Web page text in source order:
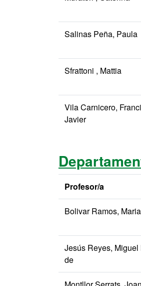
Salinas Peña, Paula
Sfrattoni , Mattia
Vila Carnicero,
Javier
Profesor/a
Bolivar Ramos,
Jesús Reyes, Miguel
de